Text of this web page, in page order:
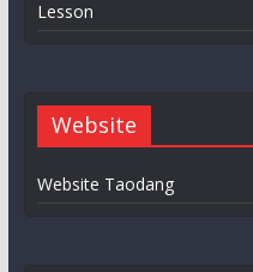
Lesson
Website
Website Taodang